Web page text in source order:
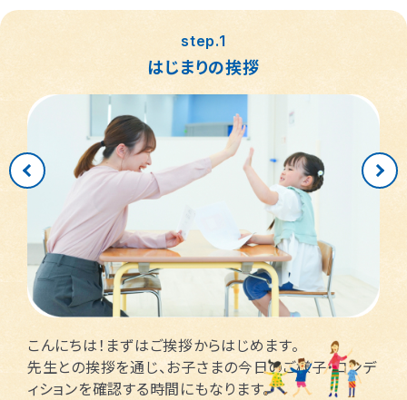
step.1
はじまりの挨拶
こんにちは！まずはご挨拶からはじめます。
先生との挨拶を通じ、お子さまの今日のご様子・コンデ
ィションを確認する時間にもなります。
川口市
さいたま市見沼区
さいたま市緑区
三郷市
新座市
戸田市
さいたま市南区
松戸市
八千代市
流山市
千葉市中央区
世田谷区
新宿区
日野市
目黒区
江戸川区
北区
横浜市戸塚区
相模原市中央区
川崎市中原区
厚木市
茅ケ崎市
藤沢市
横浜市鶴見区
名古屋市千種区
名古屋市緑区
名古屋市瑞穂区
名古屋市中村区
堺市北区
高槻市
摂津市
大阪市平野区
堺市西区
大阪市此花区
神戸市長田区
姫路市
神戸市中央区
仙台市青葉区
児童発達支援
LITALICOジュニア 仙台五橋教室
広島市南区
児童発達支援
LITALICOジュニア 広島皆実教室
福岡市早良区
福岡市西区
福岡市東区
春日市
太宰府市
福岡市中央区